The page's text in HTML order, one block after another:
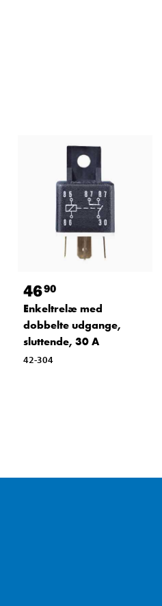
4690
Enkeltrelæ med
dobbelte udgange,
sluttende, 30 A
42-304